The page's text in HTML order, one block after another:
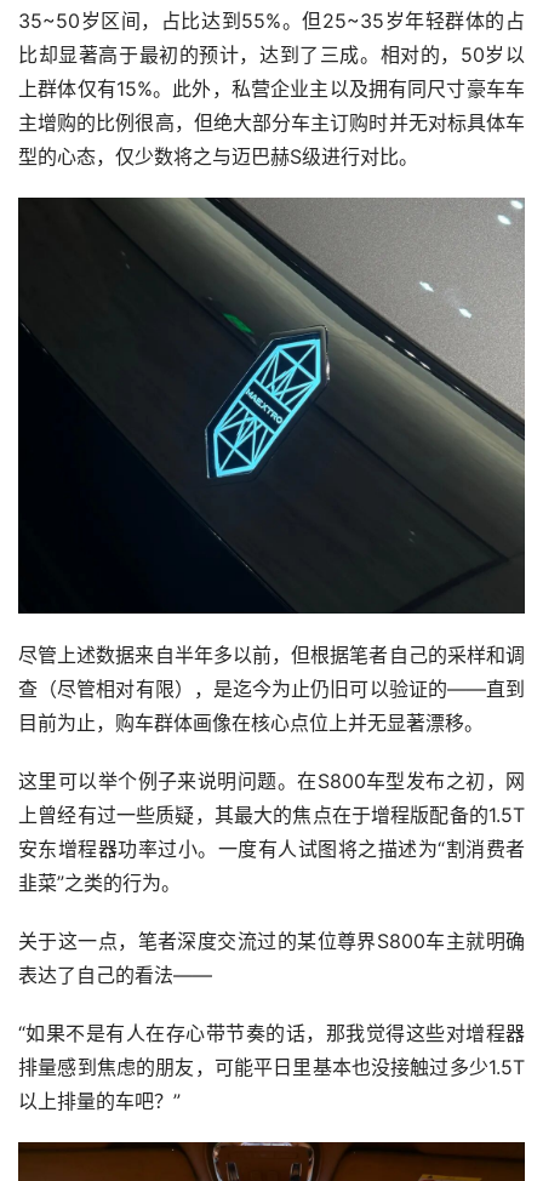
35~50岁区间，占比达到55%。但25~35岁年轻群体的占
比却显著高于最初的预计，达到了三成。相对的，50岁以
上群体仅有15%。此外，私营企业主以及拥有同尺寸豪车车
主增购的比例很高，但绝大部分车主订购时并无对标具体车
型的心态，仅少数将之与迈巴赫S级进行对比。
尽管上述数据来自半年多以前，但根据笔者自己的采样和调
查（尽管相对有限），是迄今为止仍旧可以验证的——直到
目前为止，购车群体画像在核心点位上并无显著漂移。
这里可以举个例子来说明问题。在S800车型发布之初，网
上曾经有过一些质疑，其最大的焦点在于增程版配备的1.5T
安东增程器功率过小。一度有人试图将之描述为“割消费者
韭菜”之类的行为。
关于这一点，笔者深度交流过的某位尊界S800车主就明确
表达了自己的看法——
“如果不是有人在存心带节奏的话，那我觉得这些对增程器
排量感到焦虑的朋友，可能平日里基本也没接触过多少1.5T
以上排量的车吧？”